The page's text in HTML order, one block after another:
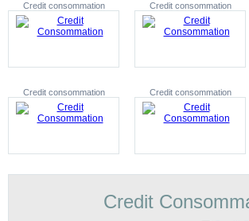
Credit consommation Credit consommation
Credit consommation Credit consommation
Credit